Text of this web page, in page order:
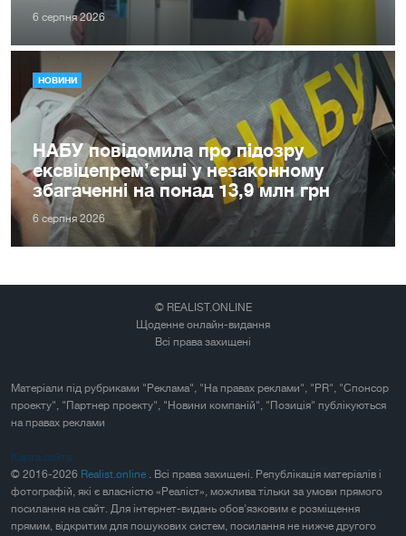
6 серпня 2026
НОВИНИ
НАБУ повідомила про підозру
ексвіцепрем’єрці у незаконному
збагаченні на понад 13,9 млн грн
6 серпня 2026
© REALIST.ONLINE
Щоденне онлайн-видання
Всі права захищені
Матеріали під рубриками "Реклама", "На правах реклами", "PR", "Спонсор
проекту", "Партнер проекту", "Новини компаній", "Позиція" публікуються
на правах реклами
Карта сайта
© 2016-2026 Realist.online
. Всі права захищені. Републікація матеріалів і
фотографій, які є власністю «Реаліст», можлива тільки за умови прямого
посилання на сайт. Для інтернет-видань обов'язковим є розміщення
прямим, відкритим для пошукових систем, посилання не нижче другого